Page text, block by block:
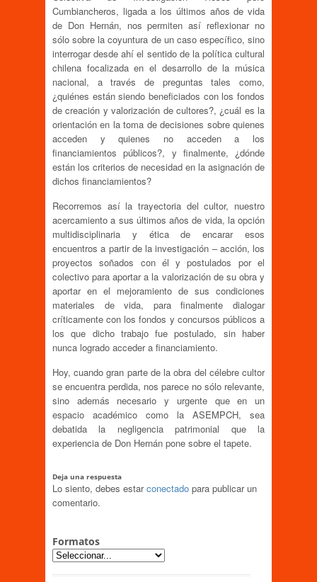
Cumbiancheros, ligada a los últimos años de vida
de Don Hernán, nos permiten así reflexionar no
sólo sobre la coyuntura de un caso específico, sino
interrogar desde ahí el sentido de la política cultural
chilena focalizada en el desarrollo de la música
nacional, a través de preguntas tales como,
¿quiénes están siendo beneficiados con los fondos
de creación y valorización de cultores?, ¿cuál es la
orientación en la toma de decisiones sobre quienes
acceden y quienes no acceden a los
financiamientos públicos?, y finalmente, ¿dónde
están los criterios de necesidad en la asignación de
dichos financiamientos?
Recorremos así la trayectoria del cultor, nuestro
acercamiento a sus últimos años de vida, la opción
multidisciplinaria y ética de encarar esos
encuentros a partir de la investigación – acción, los
proyectos soñados con él y postulados por el
colectivo para aportar a la valorización de su obra y
aportar en el mejoramiento de sus condiciones
materiales de vida, para finalmente dialogar
críticamente con los fondos y concursos públicos a
los que dicho trabajo fue postulado, sin haber
nunca logrado acceder a financiamiento.
Hoy, cuando gran parte de la obra del célebre cultor
se encuentra perdida, nos parece no sólo relevante,
sino además necesario y urgente que en un
espacio académico como la ASEMPCH, sea
debatida la negligencia patrimonial que la
experiencia de Don Hernán pone sobre el tapete.
Deja una respuesta
Lo siento, debes estarconectado para publicar un
comentario.
Formatos